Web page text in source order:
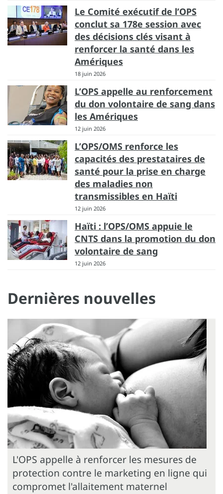
Le Comité exécutif de l’OPS
conclut sa 178e session avec
des décisions clés visant à
renforcer la santé dans les
Amériques
18 juin 2026
L’OPS appelle au renforcement
du don volontaire de sang dans
les Amériques
12 juin 2026
L’OPS/OMS renforce les
capacités des prestataires de
santé pour la prise en charge
des maladies non
transmissibles en Haïti
12 juin 2026
Haïti : l’OPS/OMS appuie le
CNTS dans la promotion du don
volontaire de sang
12 juin 2026
Dernières nouvelles
L'OPS appelle à renforcer les mesures de
protection contre le marketing en ligne qui
compromet l'allaitement maternel